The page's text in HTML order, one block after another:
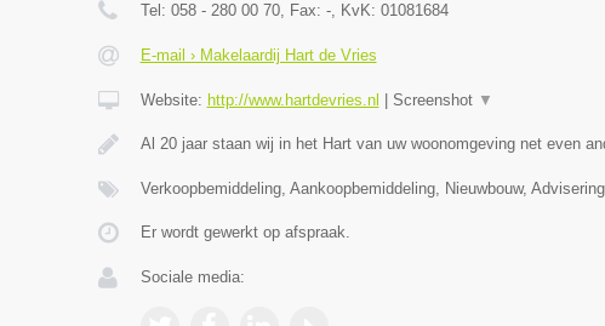
Tel: 058 - 280 00 70, Fax: -, KvK: 01081684
E-mail › Makelaardij Hart de Vries
Website: http://www.hartdevries.nl Screenshot ▼
Al 20 jaar staan wij in het Hart van uw woonomgeving net even
Verkoopbemiddeling, Aankoopbemiddeling, Nieuwbouw,
Er wordt gewerkt op afspraak.
Sociale media: